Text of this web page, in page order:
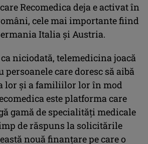
Recomedica deja e activat în
cele mai importante fiind
Italia și Austria.
niciodată, telemedicina joacă
care doresc să aibă
lor și a familiilor lor în mod
este platforma care
gamă de specialități medicale
de răspuns la solicitările
nouă finanțare pe care o